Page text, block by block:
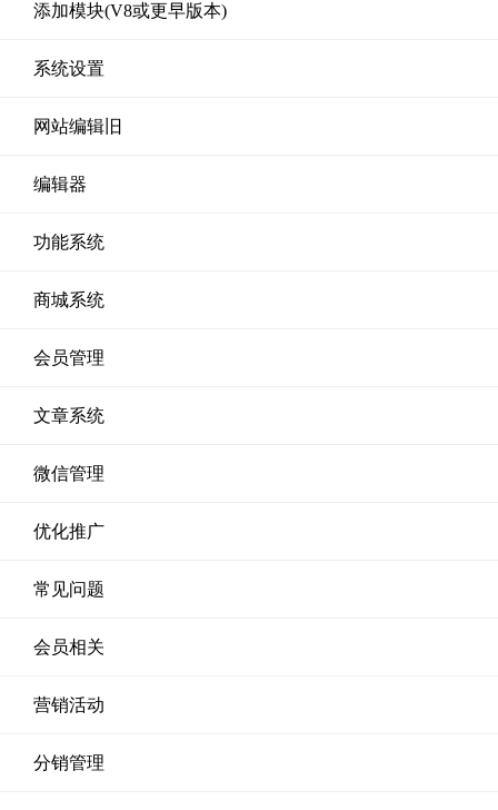
添加模块(V8或更早版本)
系统设置
网站编辑旧
编辑器
功能系统
商城系统
会员管理
文章系统
微信管理
优化推广
常见问题
会员相关
营销活动
分销管理